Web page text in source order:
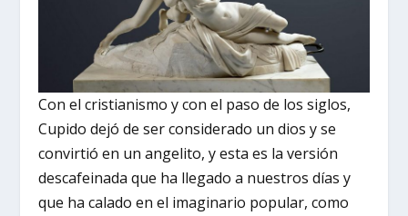
Con el cristianismo y con el paso de los siglos,
Cupido dejó de ser considerado un dios y se
convirtió en un angelito, y esta es la versión
descafeinada que ha llegado a nuestros días y
que ha calado en el imaginario popular, como